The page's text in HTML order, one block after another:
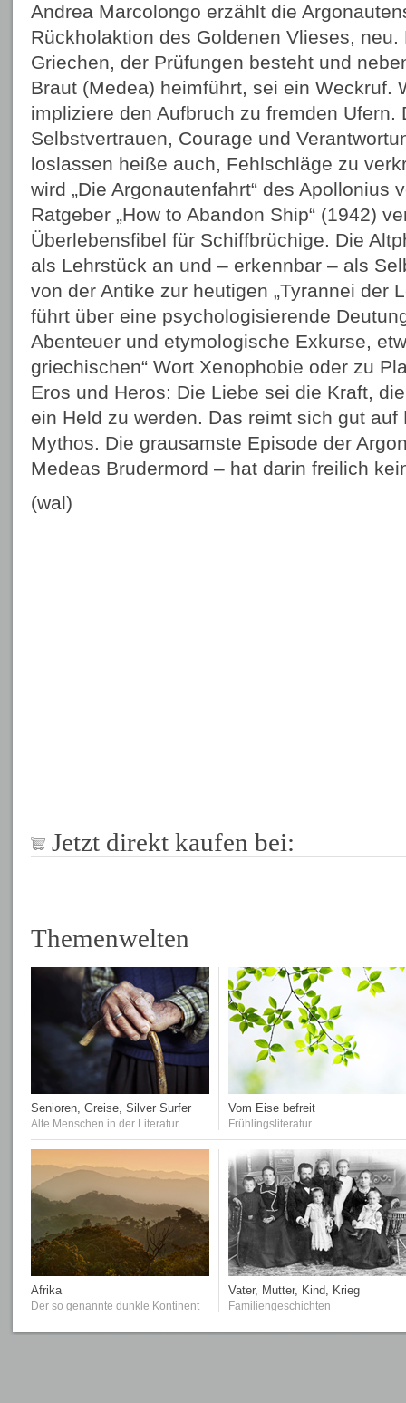
Andrea Marcolongo erzählt die
Rückholaktion des Goldenen Vlieses,
Griechen, der Prüfungen besteht und
Braut (Medea) heimführt, sei ein Weckruf.
impliziere den Aufbruch zu fremden Ufern.
Selbstvertrauen, Courage und
loslassen heiße auch, Fehlschläge zu
wird „Die Argonautenfahrt“ des Apollonius
Ratgeber „How to Abandon Ship“ (1942)
Überlebensfibel für Schiffbrüchige. Die
als Lehrstück an und – erkennbar – als
von der Antike zur heutigen „Tyrannei der
führt über eine psychologisierende
Abenteuer und etymologische Exkurse,
griechischen“ Wort Xenophobie oder zu
Eros und Heros: Die Liebe sei die Kraft,
ein Held zu werden. Das reimt sich gut
Mythos. Die grausamste Episode der
Medeas Brudermord – hat darin freilich
(wal)
Jetzt direkt kaufen bei:
Themenwelten
Senioren, Greise, Silver Surfer
Alte Menschen in der Literatur
Vom Eise befreit
Frühlingsliteratur
Afrika
Der so genannte dunkle Kontinent
Vater, Mutter, Kind, Krieg
Familiengeschichten